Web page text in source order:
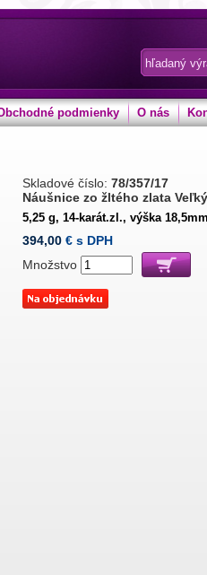
podmienky O nás
Skladové číslo: 78/357/17
Náušnice zo žltého zlata
5,25 g, 14-karát.zl., výška
394,00 € s DPH
Množstvo